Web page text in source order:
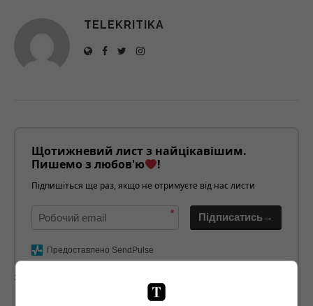
TELEKRITIKA
Щотижневий лист з найцікавішим.
Пишемо з любов'ю
!
Підпишіться ще раз, якщо не отримуєте від нас листи
* Підписатись→
Предоставлено SendPulse
загрузка...